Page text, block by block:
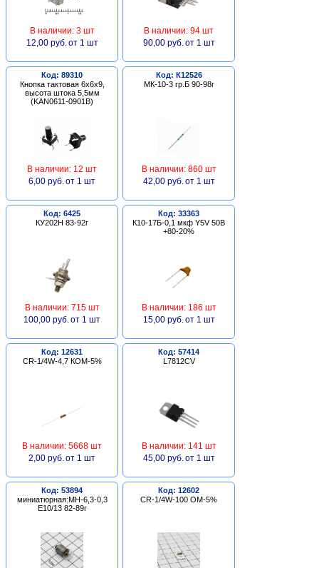
В наличии: 3 шт
12,00 руб. от 1 шт
В наличии: 94 шт
90,00 руб. от 1 шт
Код: 89310
Кнопка тактовая 6х6х9,
высота штока 5,5мм
(KAN0611-0901B)
В наличии: 12 шт
6,00 руб. от 1 шт
Код: К12526
МК-10-3 гр.Б 90-98г
В наличии: 860 шт
42,00 руб. от 1 шт
Код: 6425
КУ202Н 83-92г
В наличии: 715 шт
100,00 руб. от 1 шт
Код: 33363
К10-17Б-0,1 мкф Y5V 50В
+80-20%
В наличии: 186 шт
15,00 руб. от 1 шт
Код: 12631
CR-1/4W-4,7 КОМ-5%
В наличии: 5668 шт
2,00 руб. от 1 шт
Код: 57414
L7812CV
В наличии: 141 шт
45,00 руб. от 1 шт
Код: 53894
миниатюрная:МН-6,3-0,3
Е10/13 82-89г
Код: 12602
CR-1/4W-100 ОМ-5%